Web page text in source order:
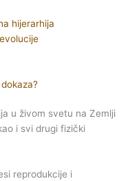
hijerarhija
u živom svetu na Zemlji
i svi drugi fizički
reprodukcije i